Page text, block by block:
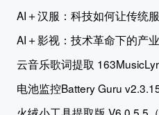
AI＋汉服：科技如何让传统服
AI＋影视：技术革命下的产
云音乐歌词提取
电池监控Battery Guru